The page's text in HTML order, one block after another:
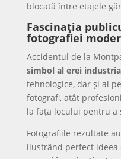
blocată între etajele
Fascinația
fotografiei
Accidentul de la
simbol al erei
tehnologice, dar și al
fotografi, atât
la fața locului pentru
Fotografiile rezultate
ilustrând perfect ideea